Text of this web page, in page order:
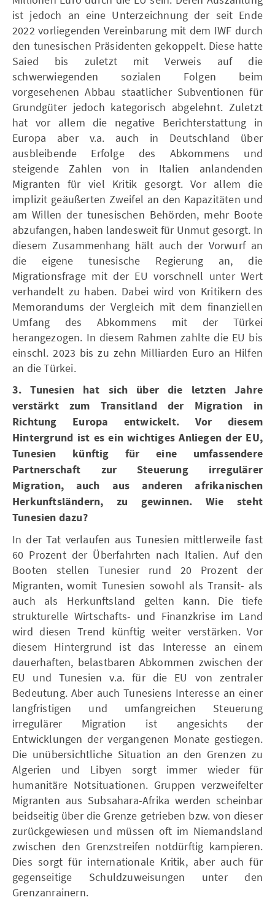
ist jedoch an eine Unterzeichnung der seit Ende
2022 vorliegenden Vereinbarung mit dem IWF durch
den tunesischen Präsidenten gekoppelt. Diese hatte
Saied bis zuletzt mit Verweis auf die
schwerwiegenden sozialen Folgen beim
vorgesehenen Abbau staatlicher Subventionen für
Grundgüter jedoch kategorisch abgelehnt. Zuletzt
hat vor allem die negative Berichterstattung in
Europa aber v.a. auch in Deutschland über
ausbleibende Erfolge des Abkommens und
steigende Zahlen von in Italien anlandenden
Migranten für viel Kritik gesorgt. Vor allem die
implizit geäußerten Zweifel an den Kapazitäten und
am Willen der tunesischen Behörden, mehr Boote
abzufangen, haben landesweit für Unmut gesorgt. In
diesem Zusammenhang hält auch der Vorwurf an
die eigene tunesische Regierung an, die
Migrationsfrage mit der EU vorschnell unter Wert
verhandelt zu haben. Dabei wird von Kritikern des
Memorandums der Vergleich mit dem finanziellen
Umfang des Abkommens mit der Türkei
herangezogen. In diesem Rahmen zahlte die EU bis
einschl. 2023 bis zu zehn Milliarden Euro an Hilfen
an die Türkei.
3. Tunesien hat sich über die letzten Jahre
verstärkt zum Transitland der Migration in
Richtung Europa entwickelt. Vor diesem
Hintergrund ist es ein wichtiges Anliegen der EU,
Tunesien künftig für eine umfassendere
Partnerschaft zur Steuerung irregulärer
Migration, auch aus anderen afrikanischen
Herkunftsländern, zu gewinnen. Wie steht
Tunesien dazu?
In der Tat verlaufen aus Tunesien mittlerweile fast
60 Prozent der Überfahrten nach Italien. Auf den
Booten stellen Tunesier rund 20 Prozent der
Migranten, womit Tunesien sowohl als Transit- als
auch als Herkunftsland gelten kann. Die tiefe
strukturelle Wirtschafts- und Finanzkrise im Land
wird diesen Trend künftig weiter verstärken. Vor
diesem Hintergrund ist das Interesse an einem
dauerhaften, belastbaren Abkommen zwischen der
EU und Tunesien v.a. für die EU von zentraler
Bedeutung. Aber auch Tunesiens Interesse an einer
langfristigen und umfangreichen Steuerung
irregulärer Migration ist angesichts der
Entwicklungen der vergangenen Monate gestiegen.
Die unübersichtliche Situation an den Grenzen zu
Algerien und Libyen sorgt immer wieder für
humanitäre Notsituationen. Gruppen verzweifelter
Migranten aus Subsahara-Afrika werden scheinbar
beidseitig über die Grenze getrieben bzw. von dieser
zurückgewiesen und müssen oft im Niemandsland
zwischen den Grenzstreifen notdürftig kampieren.
Dies sorgt für internationale Kritik, aber auch für
gegenseitige Schuldzuweisungen unter den
Grenzanrainern.